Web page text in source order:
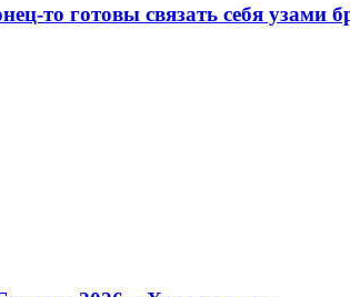
то готовы связать себя узами